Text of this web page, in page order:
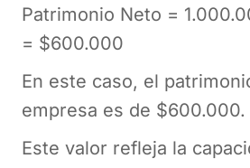
Patrimonio Neto =
= $600.000
En este caso, el
empresa es de $600.000.
Este valor refleja la